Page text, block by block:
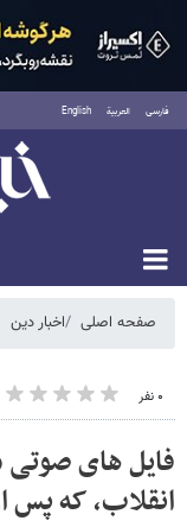
فارسی العربية English
صفحه اصلی اخبار دین
۰ نفر
فایل های صوتی
انقلاب، که پس از ۴۵ سال